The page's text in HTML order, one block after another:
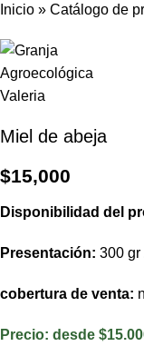
Inicio » Catálogo de
Miel de abeja
$15,000
Disponibilidad del
Presentación: 300 gr
cobertura de venta:
Precio: desde